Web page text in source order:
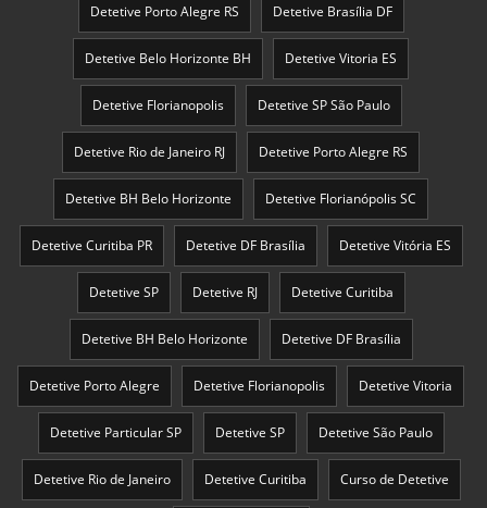
Detetive Porto Alegre RS Detetive Brasília DF
Detetive Belo Horizonte BH Detetive Vitoria ES
Detetive Florianopolis Detetive SP São Paulo
Detetive Rio de Janeiro RJ Detetive Porto Alegre RS
Detetive BH Belo Horizonte Detetive Florianópolis SC
Detetive Curitiba PR Detetive DF Brasília Detetive Vitória ES
Detetive SP Detetive RJ Detetive Curitiba
Detetive BH Belo Horizonte Detetive DF Brasília
Detetive Porto Alegre Detetive Florianopolis Detetive Vitoria
Detetive Particular SP Detetive SP Detetive São Paulo
Detetive Rio de Janeiro Detetive Curitiba Curso de Detetive